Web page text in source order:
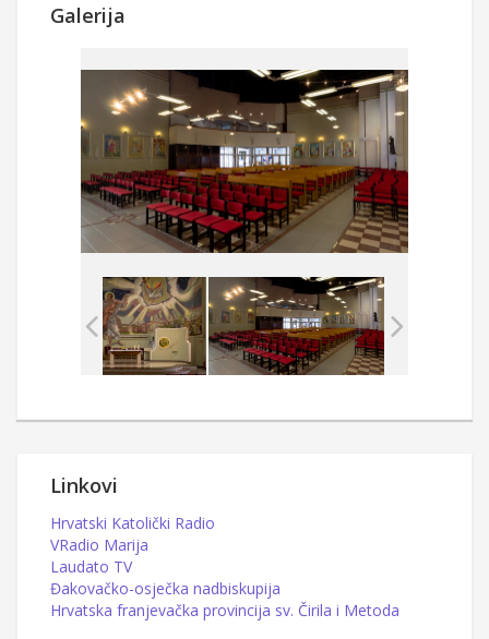
Galerija
Linkovi
Hrvatski Katolički Radio
VRadio Marija
Laudato TV
Đakovačko-osječka nadbiskupija
Hrvatska franjevačka provincija sv. Čirila i Metoda